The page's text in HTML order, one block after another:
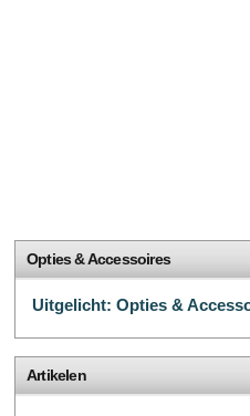
Opties & Accessoires
Uitgelicht: Opties &
Artikelen